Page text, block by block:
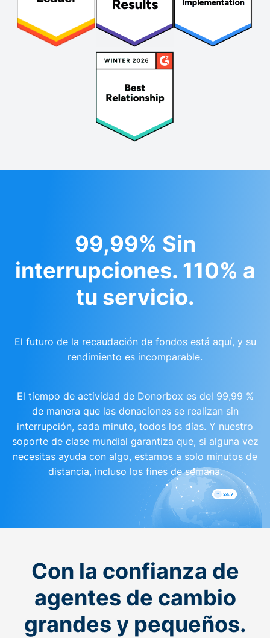
99,99% Sin
interrupciones. 110% a
tu servicio.
El futuro de la recaudación de fondos está aquí, y su
rendimiento es incomparable.
El tiempo de actividad de Donorbox es del 99,99 %
de manera que las donaciones se realizan sin
interrupción, cada minuto, todos los días. Y nuestro
soporte de clase mundial garantiza que, si alguna vez
necesitas ayuda con algo, estamos a solo minutos de
distancia, incluso los fines de semana.
Con la confianza de
agentes de cambio
grandes y pequeños.